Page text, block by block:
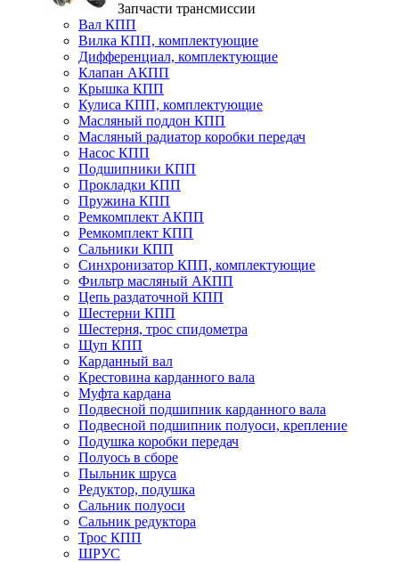
Запчасти трансмиссии
Вал КПП
Вилка КПП, комплектующие
Дифференциал, комплектующие
Клапан АКПП
Крышка КПП
Кулиса КПП, комплектующие
Масляный поддон КПП
Масляный радиатор коробки передач
Насос КПП
Подшипники КПП
Прокладки КПП
Пружина КПП
Ремкомплект АКПП
Ремкомплект КПП
Сальники КПП
Синхронизатор КПП, комплектующие
Фильтр масляный АКПП
Цепь раздаточной КПП
Шестерни КПП
Шестерня, трос спидометра
Щуп КПП
Карданный вал
Крестовина карданного вала
Муфта кардана
Подвесной подшипник карданного вала
Подвесной подшипник полуоси, крепление
Подушка коробки передач
Полуось в сборе
Пыльник шруса
Редуктор, подушка
Сальник полуоси
Сальник редуктора
Трос КПП
ШРУС